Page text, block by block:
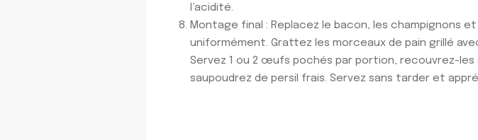
l’acidité.
Montage final : Replacez le bacon, les champignons
uniformément. Grattez les morceaux de pain grillé
Servez 1 ou 2 œufs pochés par portion, recouvrez-
saupoudrez de persil frais. Servez sans tarder et